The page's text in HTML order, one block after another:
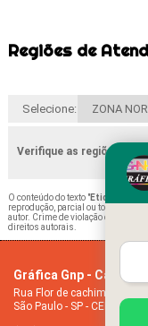
Regiões de
Selecione: ZONA
Verifique as regiões que
O conteúdo do texto "Etiqueta
reprodução, parcial ou total,
autor. Crime de violação de direito
direitos autorais
Gráfica Gnp - Cartão
Rua Flor de cachimbo, 274
São Paulo - SP - CEP: 08050-